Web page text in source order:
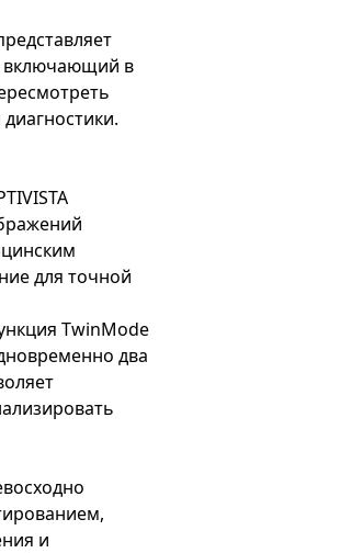
включающий в
для точной
TwinMode
два
и